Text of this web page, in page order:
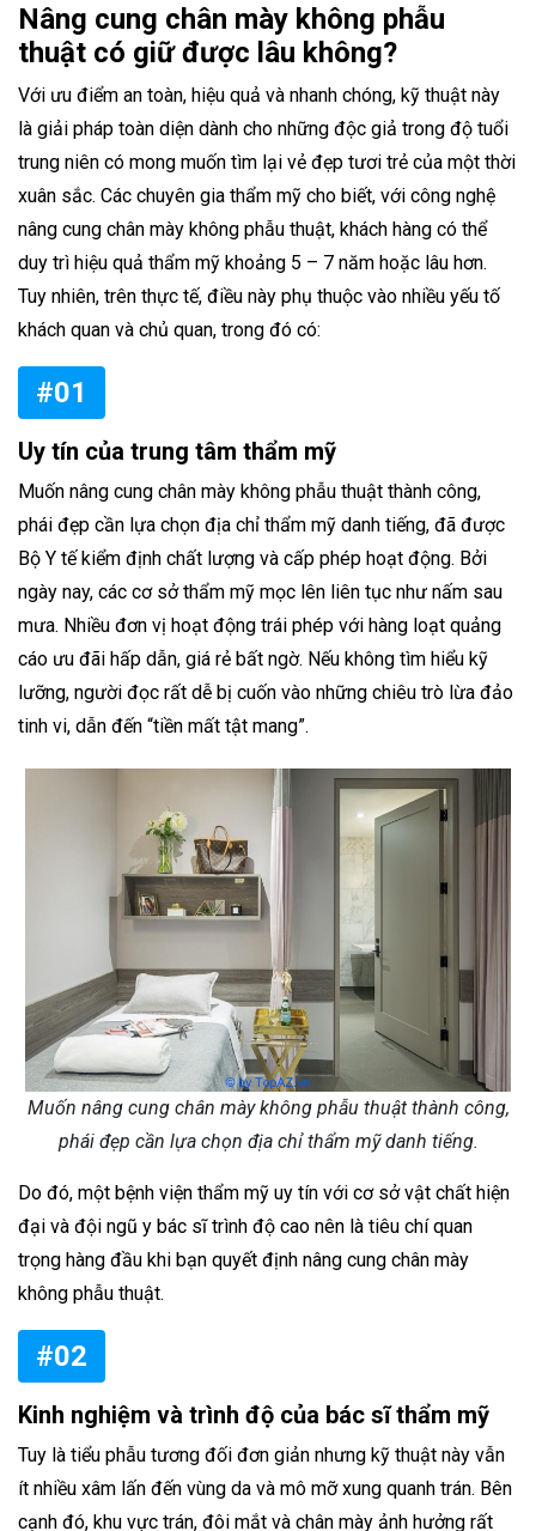
Nâng cung chân mày không phẫu
thuật có giữ được lâu không?
Với ưu điểm an toàn, hiệu quả và nhanh chóng, kỹ thuật này
là giải pháp toàn diện dành cho những độc giả trong độ tuổi
trung niên có mong muốn tìm lại vẻ đẹp tươi trẻ của một thời
xuân sắc. Các chuyên gia thẩm mỹ cho biết, với công nghệ
nâng cung chân mày không phẫu thuật, khách hàng có thể
duy trì hiệu quả thẩm mỹ khoảng 5 – 7 năm hoặc lâu hơn.
Tuy nhiên, trên thực tế, điều này phụ thuộc vào nhiều yếu tố
khách quan và chủ quan, trong đó có:
#01
Uy tín của trung tâm thẩm mỹ
Muốn nâng cung chân mày không phẫu thuật thành công,
phái đẹp cần lựa chọn địa chỉ thẩm mỹ danh tiếng, đã được
Bộ Y tế kiểm định chất lượng và cấp phép hoạt động. Bởi
ngày nay, các cơ sở thẩm mỹ mọc lên liên tục như nấm sau
mưa. Nhiều đơn vị hoạt động trái phép với hàng loạt quảng
cáo ưu đãi hấp dẫn, giá rẻ bất ngờ. Nếu không tìm hiểu kỹ
lưỡng, người đọc rất dễ bị cuốn vào những chiêu trò lừa đảo
tinh vi, dẫn đến “tiền mất tật mang”.
Muốn nâng cung chân mày không phẫu thuật thành công,
phái đẹp cần lựa chọn địa chỉ thẩm mỹ danh tiếng.
Do đó, một bệnh viện thẩm mỹ uy tín với cơ sở vật chất hiện
đại và đội ngũ y bác sĩ trình độ cao nên là tiêu chí quan
trọng hàng đầu khi bạn quyết định nâng cung chân mày
không phẫu thuật.
#02
Kinh nghiệm và trình độ của bác sĩ thẩm mỹ
Tuy là tiểu phẫu tương đối đơn giản nhưng kỹ thuật này vẫn
ít nhiều xâm lấn đến vùng da và mô mỡ xung quanh trán. Bên
cạnh đó, khu vực trán, đôi mắt và chân mày ảnh hưởng rất